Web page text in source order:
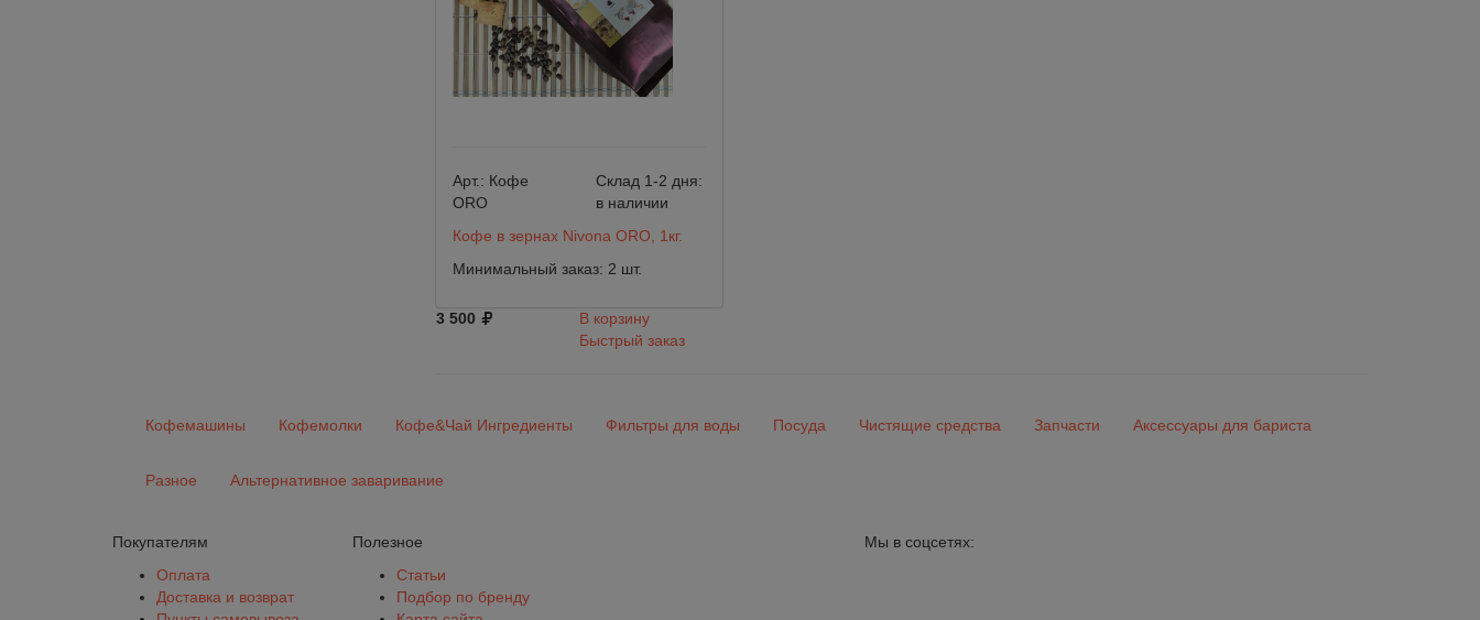
Арт.: Кофе
ORO
Склад 1-2 дня:
в наличии
Кофе в зернах Nivona ORO, 1кг.
Минимальный заказ: 2 шт.
3 500
В корзину
Быстрый заказ
Кофемашины Кофемолки Кофе&Чай Ингредиенты Фильтры для воды Посуда Чистящие средства Запчасти Аксессуары для бариста
Разное Альтернативное заваривание
Покупателям
Оплата
Доставка и возврат
Полезное
Статьи
Подбор по бренду
Мы в соцсетях: